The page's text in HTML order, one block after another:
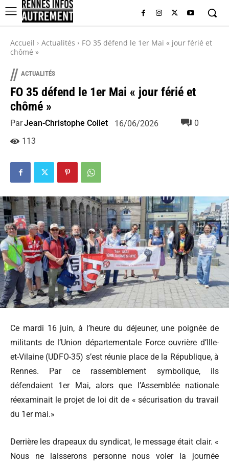
Accueil Actualités
FO 35 défend le 1er Mai « jour férié et
chômé »
// ACTUALITÉS
FO 35 défend le 1er Mai « jour férié et
chômé »
ParJean-Christophe Collet 16/06/2026
0
113
Ce mardi 16 juin, à l’heure du déjeuner, une poignée de
militants de l’Union départementale Force ouvrière d’Ille-
et-Vilaine (UDFO-35) s’est réunie place de la République, à
Rennes. Par ce rassemblement symbolique, ils
défendaient 1er Mai, alors que l’Assemblée nationale
réexaminait le projet de loi dit de « sécurisation du travail
du 1er mai.»
Derrière les drapeaux du syndicat, le message était clair. «
Nous ne laisserons personne nous voler la journée